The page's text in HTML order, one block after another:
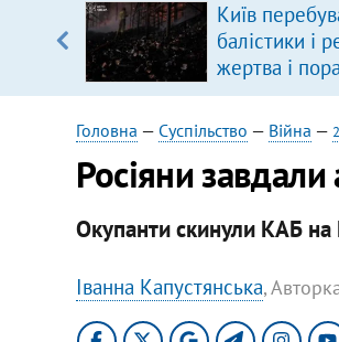
Київ
балістики і
жертва і
Головна — Суспільство — Війна —
Росіяни
Окупанти скинули КАБ на
Іванна Капустянська,